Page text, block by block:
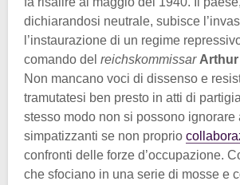
dichiarandosi neutrale, subisce
l’instaurazione di un regime
comando del reichskommissar
Non mancano voci di dissenso e
tramutatesi ben presto in atti di
stesso modo non si possono ignorare
simpatizzanti se non proprio
confronti delle forze d’occupazione.
che sfociano in una serie di mosse e